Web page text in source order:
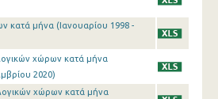
κατά μήνα (Ιανουαρίου 1998 -
χώρων κατά μήνα
2020)
χώρων κατά μήνα